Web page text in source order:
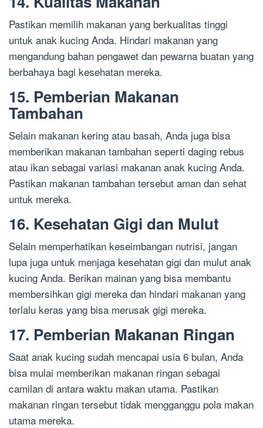
Pastikan memilih makanan yang berkualitas tinggi
untuk anak kucing Anda. Hindari makanan yang
mengandung bahan pengawet dan pewarna buatan yang
berbahaya bagi kesehatan mereka.
15. Pemberian Makanan
Tambahan
Selain makanan kering atau basah, Anda juga bisa
memberikan makanan tambahan seperti daging rebus
atau ikan sebagai variasi makanan anak kucing Anda.
Pastikan makanan tambahan tersebut aman dan sehat
untuk mereka.
16. Kesehatan Gigi dan Mulut
Selain memperhatikan keseimbangan nutrisi, jangan
lupa juga untuk menjaga kesehatan gigi dan mulut anak
kucing Anda. Berikan mainan yang bisa membantu
membersihkan gigi mereka dan hindari makanan yang
terlalu keras yang bisa merusak gigi mereka.
17. Pemberian Makanan Ringan
Saat anak kucing sudah mencapai usia 6 bulan, Anda
bisa mulai memberikan makanan ringan sebagai
camilan di antara waktu makan utama. Pastikan
makanan ringan tersebut tidak mengganggu pola makan
utama mereka.